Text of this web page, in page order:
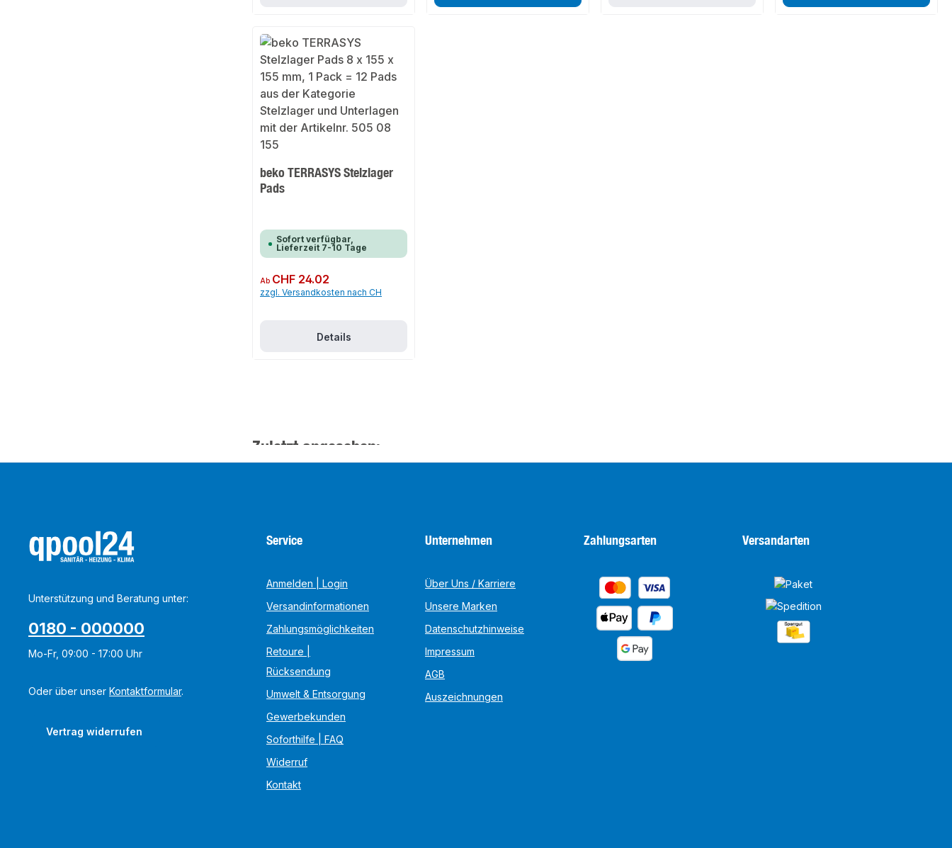
beko TERRASYS Stelzlager
Pads
Sofort verfügbar,
Lieferzeit 7-10 Tage
Regulärer Preis:
Ab CHF 24.02
zzgl. Versandkosten nach CH
Details
Zuletzt angesehen:
Unterstützung und Beratung unter:
0180 - 000000
Mo-Fr, 09:00 - 17:00 Uhr
Oder über unser Kontaktformular.
Vertrag widerrufen
Service
Anmelden | Login
Versandinformationen
Zahlungsmöglichkeiten
Retoure |
Rücksendung
Umwelt & Entsorgung
Gewerbekunden
Soforthilfe | FAQ
Widerruf
Kontakt
Unternehmen
Über Uns / Karriere
Unsere Marken
Datenschutzhinweise
Impressum
AGB
Auszeichnungen
Zahlungsarten Versandarten